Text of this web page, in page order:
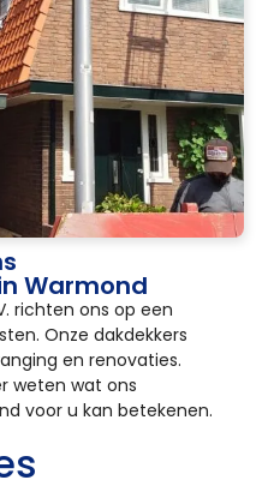
Warmond
richten ons op een
Onze dakdekkers
en renovaties.
weten wat ons
voor u kan betekenen.